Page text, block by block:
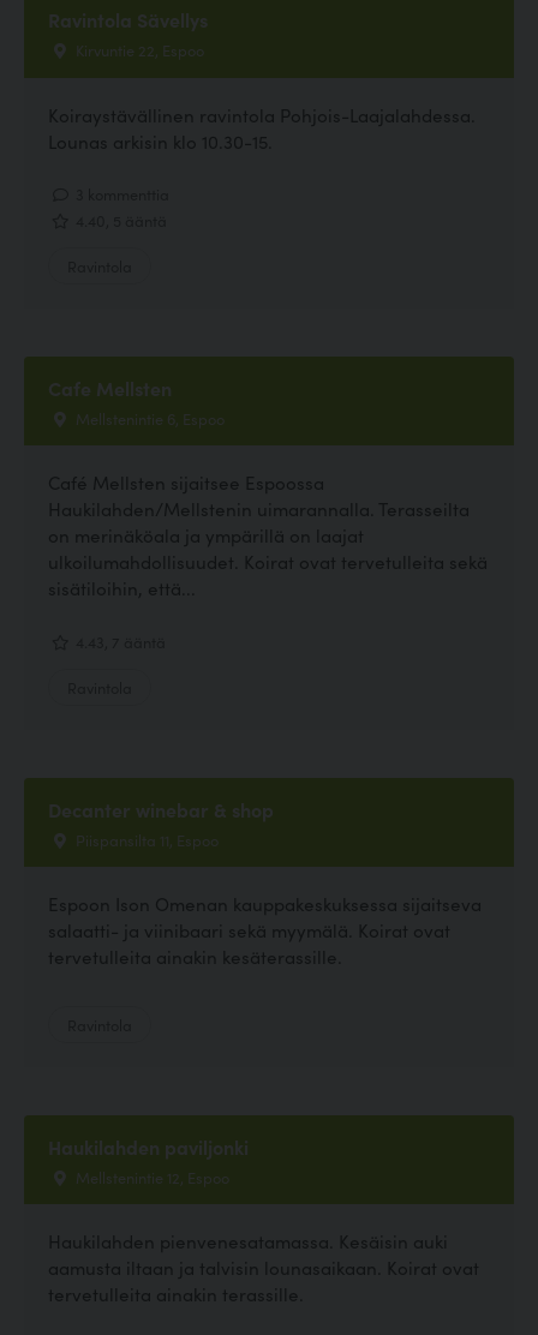
Ravintola Sävellys
Kirvuntie 22, Espoo
Koiraystävällinen ravintola Pohjois-Laajalahdessa.
Lounas arkisin klo 10.30-15.
Cafe Mellsten
Mellstenintie 6, Espoo
Café Mellsten sijaitsee Espoossa
Haukilahden/Mellstenin uimarannalla. Terasseilta
on merinäköala ja ympärillä on laajat
ulkoilumahdollisuudet. Koirat ovat tervetulleita sekä
sisätiloihin, että...
Decanter winebar & shop
Piispansilta 11, Espoo
Espoon Ison Omenan kauppakeskuksessa sijaitseva
salaatti- ja viinibaari sekä myymälä. Koirat ovat
tervetulleita ainakin kesäterassille.
Haukilahden paviljonki
Mellstenintie 12, Espoo
Haukilahden pienvenesatamassa. Kesäisin auki
aamusta iltaan ja talvisin lounasaikaan. Koirat ovat
tervetulleita ainakin terassille.